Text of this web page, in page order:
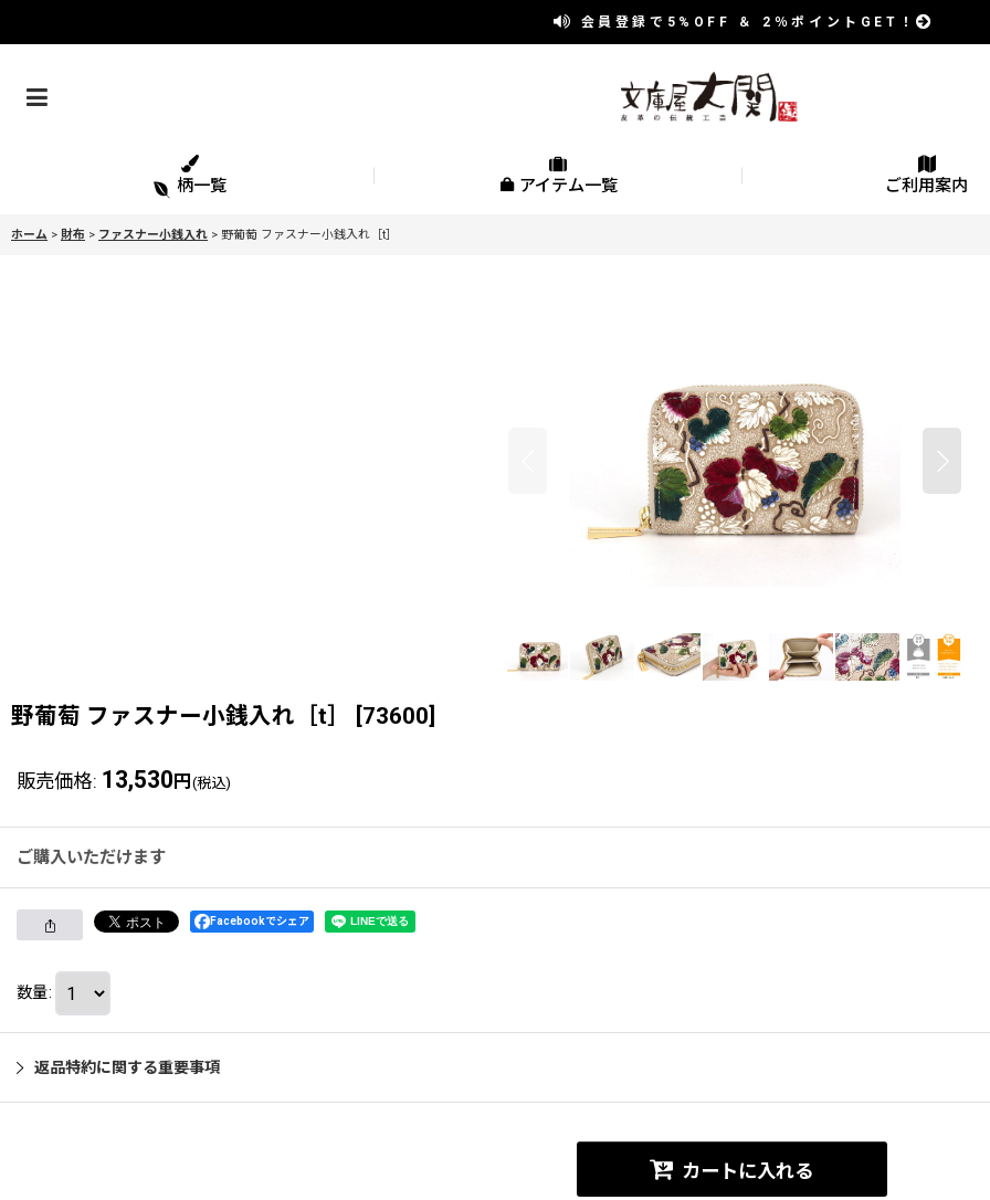
会員登録で 5%OFF ＆ 2％ポイントGET！
柄一覧 アイテム一覧 ご利用案内
ホーム > 財布 > ファスナー小銭入れ > 野葡萄 ファスナー小銭入れ［t］
野葡萄 ファスナー小銭入れ［t］ 73600
販売価格: 13,530 円 (税込)
ご購入いただけます
Facebookでシェア
数量:
返品特約に関する重要事項
カートに入れる